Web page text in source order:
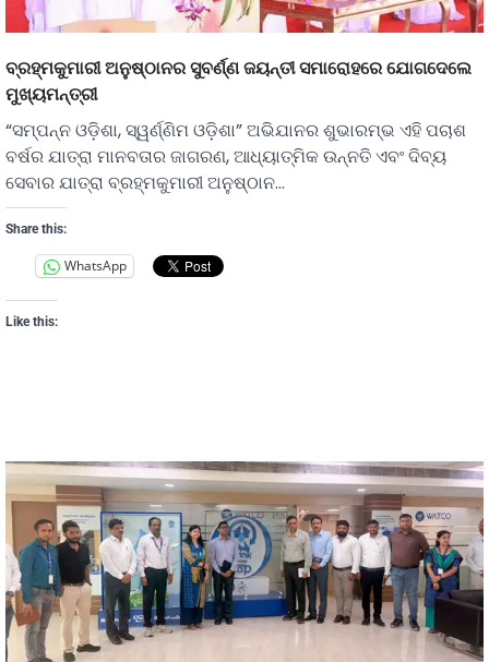
ବ୍ରହ୍ମକୁମାରୀ ଅନୁଷ୍ଠାନର ସୁବର୍ଣ୍ଣ ଜୟନ୍ତୀ ସମାରୋହରେ ଯୋଗଦେଲେ
ମୁଖ୍ୟମନ୍ତ୍ରୀ
“ସମ୍ପନ୍ନ ଓଡ଼ିଶା, ସ୍ୱର୍ଣ୍ଣିମ ଓଡ଼ିଶା” ଅଭିଯାନର ଶୁଭାରମ୍ଭ ଏହି ପଚାଶ
ବର୍ଷର ଯାତ୍ରା ମାନବତାର ଜାଗରଣ, ଆଧ୍ୟାତ୍ମିକ ଉନ୍ନତି ଏବଂ ଦିବ୍ୟ
ସେବାର ଯାତ୍ରା ବ୍ରହ୍ମକୁମାରୀ ଅନୁଷ୍ଠାନ…
Share this:
WhatsApp
Like this: